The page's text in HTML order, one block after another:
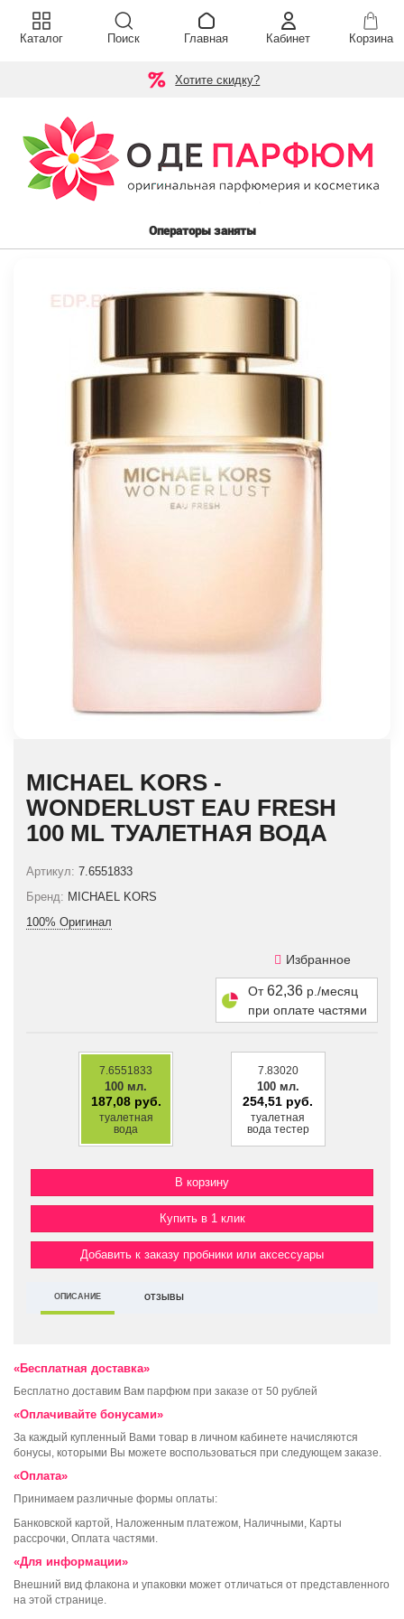
Хотите скидку?
Операторы заняты
MICHAEL KORS -
WONDERLUST EAU FRESH
100 ML ТУАЛЕТНАЯ ВОДА
Артикул: 7.6551833
Бренд: MICHAEL KORS
100% Оригинал
Избранное
От62,36 р./месяц
при оплате частями
7.6551833
100 мл.
187,08 руб.
туалетная
вода
7.83020
100 мл.
254,51 руб.
туалетная
вода тестер
Купить в 1 клик
Добавить к заказу пробники или аксессуары
ОПИСАНИЕ ОТЗЫВЫ
«Бесплатная доставка»
Бесплатно доставим Вам парфюм при заказе от 50 рублей
«Оплачивайте бонусами»
За каждый купленный Вами товар в личном кабинете начисляются
бонусы, которыми Вы можете воспользоваться при следующем заказе.
«Оплата»
Принимаем различные формы оплаты:
Банковской картой, Наложенным платежом, Наличными, Карты
рассрочки, Оплата частями.
«Для информации»
Внешний вид флакона и упаковки может отличаться от представленного
на этой странице.
Каталог Поиск Главная Кабинет Корзина